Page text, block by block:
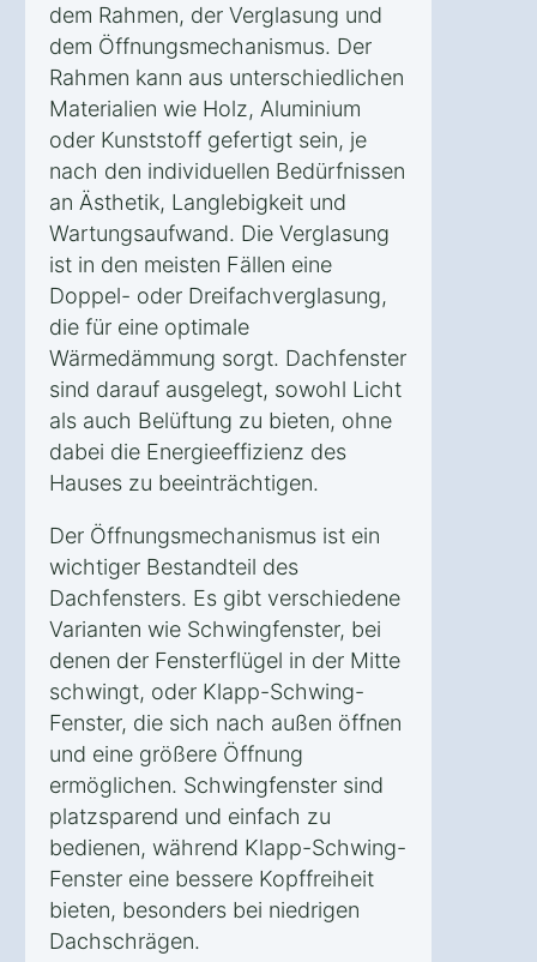
dem Rahmen, der Verglasung und
dem Öffnungsmechanismus. Der
Rahmen kann aus unterschiedlichen
Materialien wie Holz, Aluminium
oder Kunststoff gefertigt sein, je
nach den individuellen Bedürfnissen
an Ästhetik, Langlebigkeit und
Wartungsaufwand. Die Verglasung
ist in den meisten Fällen eine
Doppel- oder Dreifachverglasung,
die für eine optimale
Wärmedämmung sorgt. Dachfenster
sind darauf ausgelegt, sowohl Licht
als auch Belüftung zu bieten, ohne
dabei die Energieeffizienz des
Hauses zu beeinträchtigen.
Der Öffnungsmechanismus ist ein
wichtiger Bestandteil des
Dachfensters. Es gibt verschiedene
Varianten wie Schwingfenster, bei
denen der Fensterflügel in der Mitte
schwingt, oder Klapp-Schwing-
Fenster, die sich nach außen öffnen
und eine größere Öffnung
ermöglichen. Schwingfenster sind
platzsparend und einfach zu
bedienen, während Klapp-Schwing-
Fenster eine bessere Kopffreiheit
bieten, besonders bei niedrigen
Dachschrägen.